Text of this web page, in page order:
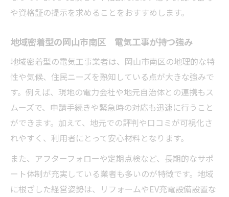
や資格証の提示を求めることをおすすめします。
地域密着型の岡山市南区 電気工事が持つ強み
地域密着型の電気工事業者は、岡山市南区の地理的な特
性や気候、住民ニーズを熟知している点が大きな強みで
す。例えば、現地の電力会社や地元自治体との連携もス
ムーズで、申請手続きや緊急時の対応も迅速に行うこと
ができます。加えて、地元での評判や口コミが可視化さ
れやすく、利用者にとって安心材料となります。
また、アフターフォローや定期点検など、長期的なサポ
ート体制が充実している業者も多いのが特徴です。地域
に根ざした経営姿勢は、リフォームやEV充電設備設置な